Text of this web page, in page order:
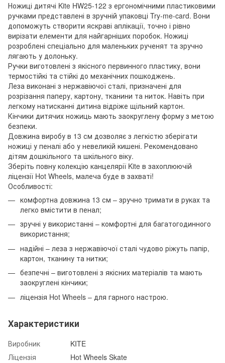
Ножиці дитячі Kite HW25-122 з ергономічними пластиковими
ручками представлені в зручній упаковці Try-me-card. Вони
допоможуть створити яскраві аплікації, точно і рівно
вирізати елементи для найгарніших поробок. Ножиці
розроблені спеціально для маленьких рученят та зручно
лягають у долоньку.
Ручки виготовлені з якісного первинного пластику, вони
термостійкі та стійкі до механічних пошкоджень.
Леза виконані з нержавіючої сталі, призначені для
розрізання паперу, картону, тканини та ниток. Навіть при
легкому натисканні дитина відріже щільний картон.
Кінчики дитячих ножиць мають заокруглену форму з метою
безпеки.
Довжина виробу в 13 см дозволяє з легкістю зберігати
ножиці у пеналі або у невеликій кишені. Рекомендовано
дітям дошкільного та шкільного віку.
Зберіть повну колекцію канцелярії Kite в захоплюючій
ліцензії Hot Wheels, малеча буде в захваті!
Особливості:
комфортна довжина 13 см – зручно тримати в руках та
легко вмістити в пенал;
зручні у використанні – комфортні для багатогодинного
використання;
надійні – леза з нержавіючої сталі чудово ріжуть папір,
картон, тканину та нитки;
безпечні – виготовлені з якісних матеріалів та мають
заокруглені кінчики;
ліцензія Hot Wheels – для гарного настрою.
Характеристики
Виробник
KITE
Ліцензія
Hot Wheels Skate